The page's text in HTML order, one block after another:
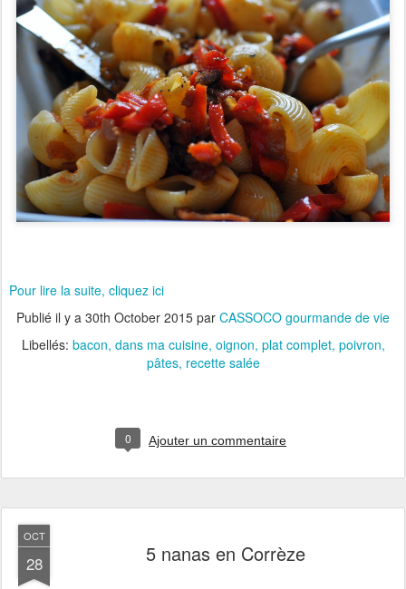
Pour lire la suite, cliquez ici
Publié il y a 30th October 2015 par CASSOCO gourmande de vie
Libellés: bacon dans ma cuisine oignon plat complet poivron
pâtes recette salée
0 Ajouter un commentaire
OCT
28 5 nanas en Corrèze